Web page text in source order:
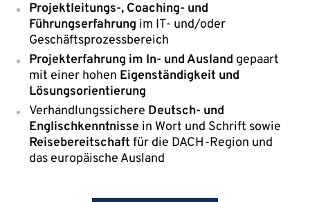
Projektleitungs-, Coaching- und
Führungserfahrung im IT- und/oder
Geschäftsprozessbereich
Projekterfahrung im In- und Ausland gepaart
mit einer hohen Eigenständigkeit und
Lösungsorientierung
Verhandlungssichere Deutsch- und
Englischkenntnisse in Wort und Schrift sowie
Reisebereitschaftfür die DACH-Region und
das europäische Ausland